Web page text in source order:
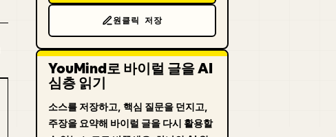
원클릭 저장
YouMind로 바이럴 글을 AI
심층 읽기
소스를 저장하고, 핵심 질문을 던지고,
주장을 요약해 바이럴 글을 다시 활용할